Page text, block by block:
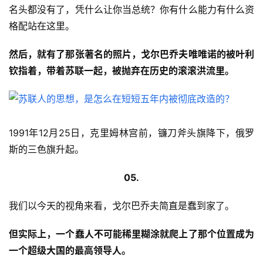
名头都没有了，凭什么让你当总统？你有什么能力有什么资
格配站在这里。
然后，就有了那张著名的照片，戈尔巴乔夫唯唯诺的被叶利
钦指着，带着苏联一起，被抛弃在历史的滚滚洪流里。
1991年12月25日，克里姆林宫前，镰刀斧头旗降下，俄罗
斯的三色旗升起。
05.
我们以今天的视角来看，戈尔巴乔夫简直是蠢到家了。
但实际上，一个蠢人不可能稀里糊涂就爬上了那个位置成为
一个超级大国的最高领导人。